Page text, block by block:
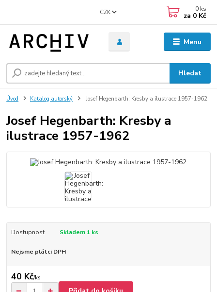
Menu
CZK
Hledat
0 ks
za 0 Kč
Úvod Katalog autorský Josef Hegenbarth: Kresby a ilustrace 1957-1962
Josef Hegenbarth: Kresby a
ilustrace 1957-1962
Dostupnost Skladem 1 ks
Nejsme plátci DPH
40 Kč/ks